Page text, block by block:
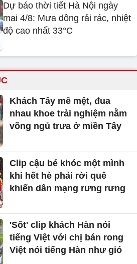
Dự báo thời tiết Hà Nội ngày
mai 4/8: Mưa dông rải rác, nhiệt
độ cao nhất 33°C
Khách Tây mê mệt, đua
nhau khoe trải nghiệm nằm
võng ngủ trưa ở miền Tây
Clip cậu bé khóc một mình
khi hết hè phải rời quê
khiến dân mạng rưng rưng
'Sốt' clip khách Hàn nói
tiếng Việt với chị bán rong
Việt nói tiếng Hàn như gió